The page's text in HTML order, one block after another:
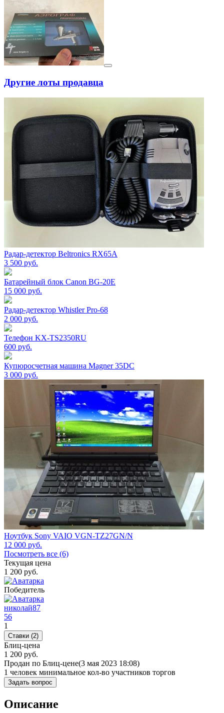
Другие лоты продавца
Радар-детектор Beltronics RX65А
3 500 руб.
Батарейный блок Canon BG-20E
15 000 руб.
Радар-детектор Whistler Pro-68
2 000 руб.
Телефон KX-TS2350RU
600 руб.
Купюросчетная машина Magner 35DC
3 000 руб.
Ноутбук Sony VAIO VGN-TZ27GN/N
12 000 руб.
Посмотреть все (6)
Текущая цена
1 200 руб.
Победитель
николай87
56
1
Ставки (2)
Блиц-цена
1 200 руб.
Продан по Блиц-цене(3 мая 2023 18:08)
1 человек минимальное кол-во участников торгов
Задать вопрос
Описание